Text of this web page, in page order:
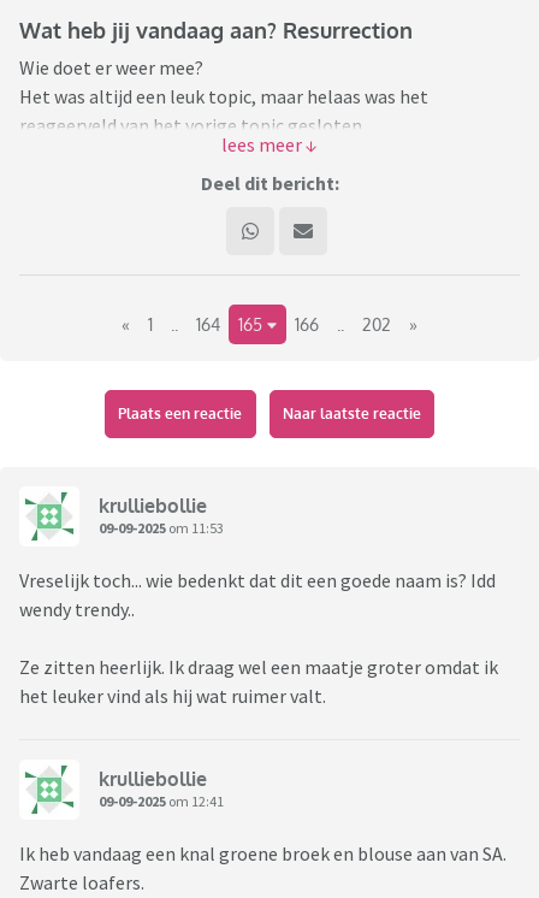
Wat heb jij vandaag aan? Resurrection
Wie doet er weer mee?
Het was altijd een leuk topic, maar helaas was het
reageerveld van het vorige topic gesloten.
Plaats een bericht (liefst met foto) van wat je vandaag aan
Altijd leuk om inspiratie op te doen, toch?
Deel dit bericht:
« 1 164 165 166 202 »
Plaats een reactie Naar laatste reactie
krulliebollie
09-09-2025 om 11:53
Vreselijk toch... wie bedenkt dat dit een goede naam is? Idd
wendy trendy..
Ze zitten heerlijk. Ik draag wel een maatje groter omdat ik
het leuker vind als hij wat ruimer valt.
krulliebollie
09-09-2025 om 12:41
Ik heb vandaag een knal groene broek en blouse aan van SA.
Zwarte loafers.